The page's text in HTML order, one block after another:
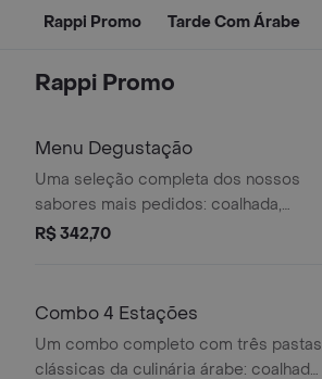
Rappi Promo Tarde Com Árabe
Rappi Promo
Menu Degustação
Uma seleção completa dos nossos
sabores mais pedidos: coalhada,
homus, babaganush (150g cada),
tabule e 10 charutos de repolho + 10
de uva. acompanha pães sírios e
torradas crocantes. aproveite com
R$ 342,70
Combo 4 Estações
Um combo completo com três pastas
clássicas da culinária árabe: coalhada